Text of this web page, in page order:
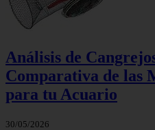
Análisis de
Comparativa de las
para tu Acuario
30/05/2026